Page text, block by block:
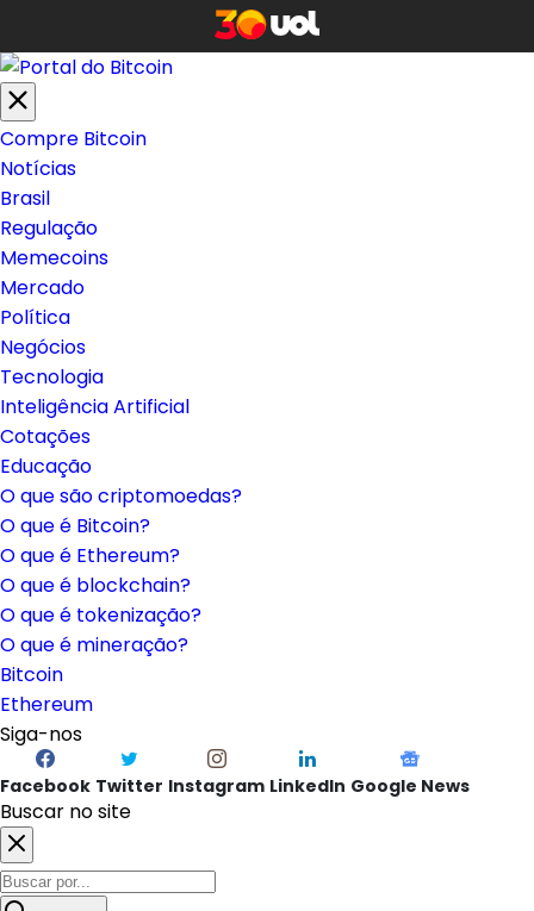
Compre Bitcoin
Notícias
Brasil
Regulação
Memecoins
Mercado
Política
Negócios
Tecnologia
Inteligência Artificial
Cotações
Educação
O que são criptomoedas?
O que é Bitcoin?
O que é Ethereum?
O que é blockchain?
O que é tokenização?
O que é mineração?
Bitcoin
Ethereum
Siga-nos
Facebook Twitter Instagram LinkedIn Google News
Buscar no site